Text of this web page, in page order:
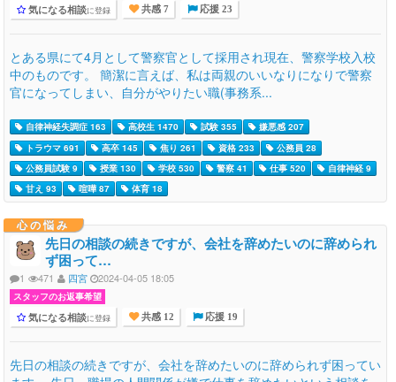
気になる相談に登録 共感 7 応援 23
とある県にて4月として警察官として採用され現在、警察学校入校
中のものです。 簡潔に言えば、私は両親のいいなりになりで警察
官になってしまい、自分がやりたい職(事務系...
自律神経失調症 163 高校生 1470 試験 355
嫌悪感 207
トラウマ 691
高卒 145 焦り 261 資格 233
公務員 28
公務員試験 9
授業 130 学校 530 警察 41 仕事 520
自律神経 9
甘え 93
喧嘩 87 体育 18
心の悩み
先日の相談の続きですが、会社を辞めたいのに辞められ
ず困って…
1 471 四宮 2024-04-05 18:05
スタッフのお返事希望
気になる相談に登録 共感 12 応援 19
先日の相談の続きですが、会社を辞めたいのに辞められず困ってい